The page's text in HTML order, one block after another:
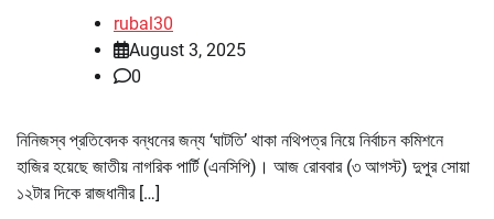
rubal30
August 3, 2025
0
নিনিজস্ব প্রতিবেদক বন্ধনের জন্য ‘ঘাটতি’ থাকা নথিপত্র নিয়ে নির্বাচন কমিশনে
হাজির হয়েছে জাতীয় নাগরিক পার্টি (এনসিপি)। আজ রোববার (৩ আগস্ট) দুপুর সোয়া
১২টার দিকে রাজধানীর […]